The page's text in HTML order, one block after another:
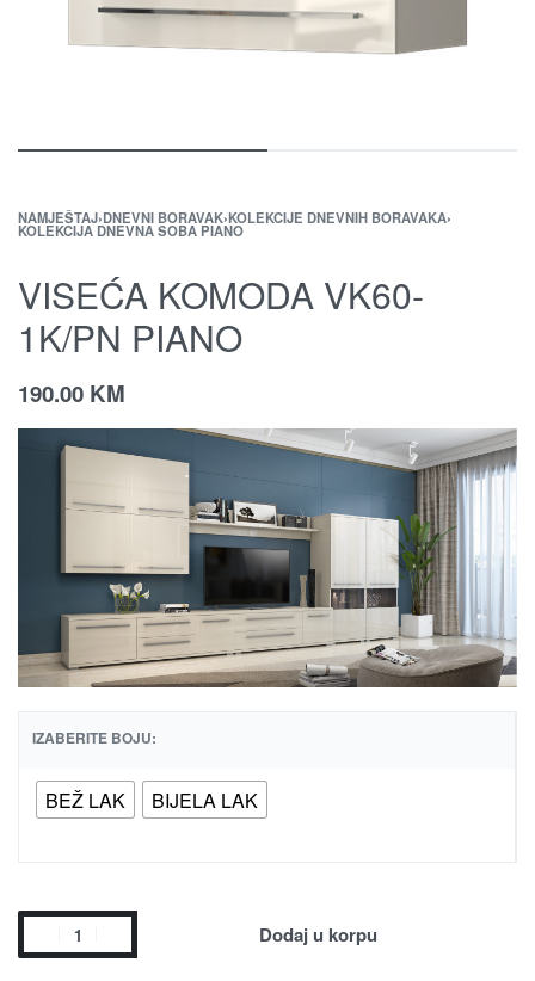
NAMJEŠTAJ›DNEVNI BORAVAK›KOLEKCIJE DNEVNIH BORAVAKA›
KOLEKCIJA DNEVNA SOBA PIANO
VISEĆA KOMODA VK60-
1K/PN PIANO
190.00 KM
IZABERITE BOJU:
BEŽ LAK BIJELA LAK
Dodaj u korpu